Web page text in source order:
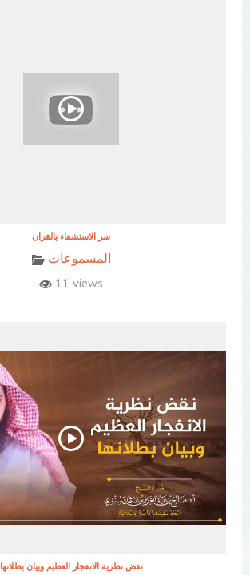
المسموعات
11 views
نقض نظرية الانفجار العظيم وبيان بطلانها